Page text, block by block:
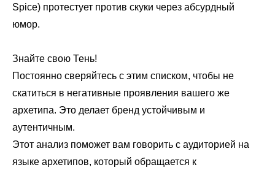
Spice) протестует против скуки через абсурдный
юмор.
Знайте свою Тень!
Постоянно сверяйтесь с этим списком, чтобы не
скатиться в негативные проявления вашего же
архетипа. Это делает бренд устойчивым и
аутентичным.
Этот анализ поможет вам говорить с аудиторией на
языке архетипов, который обращается к